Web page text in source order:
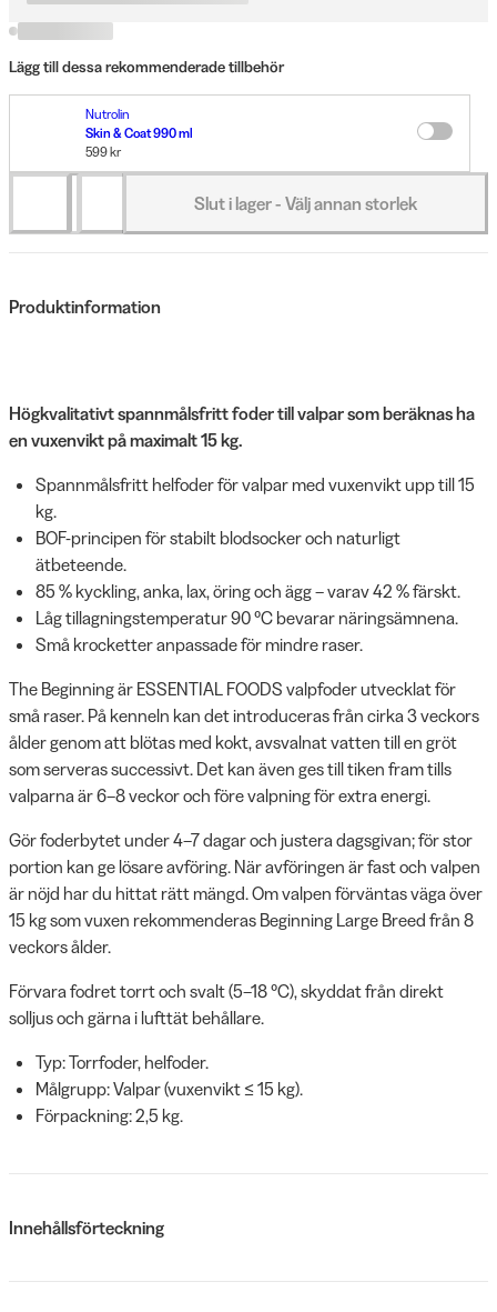
Lägg till dessa rekommenderade tillbehör
Nutrolin
Skin & Coat 990 ml
599 kr
Slut i lager - Välj annan storlek
Produktinformation
Högkvalitativt spannmålsfritt foder till valpar som beräknas ha
en vuxenvikt på maximalt 15 kg.
Spannmålsfritt helfoder för valpar med vuxenvikt upp till 15
kg.
BOF-principen för stabilt blodsocker och naturligt
ätbeteende.
85 % kyckling, anka, lax, öring och ägg – varav 42 % färskt.
Låg tillagningstemperatur 90 °C bevarar näringsämnena.
Små krocketter anpassade för mindre raser.
The Beginning är ESSENTIAL FOODS valpfoder utvecklat för
små raser. På kenneln kan det introduceras från cirka 3 veckors
ålder genom att blötas med kokt, avsvalnat vatten till en gröt
som serveras successivt. Det kan även ges till tiken fram tills
valparna är 6–8 veckor och före valpning för extra energi.
Gör foderbytet under 4–7 dagar och justera dagsgivan; för stor
portion kan ge lösare avföring. När avföringen är fast och valpen
är nöjd har du hittat rätt mängd. Om valpen förväntas väga över
15 kg som vuxen rekommenderas Beginning Large Breed från 8
veckors ålder.
Förvara fodret torrt och svalt (5–18 °C), skyddat från direkt
solljus och gärna i lufttät behållare.
Typ: Torrfoder, helfoder.
Målgrupp: Valpar (vuxenvikt ≤ 15 kg).
Förpackning: 2,5 kg.
Innehållsförteckning